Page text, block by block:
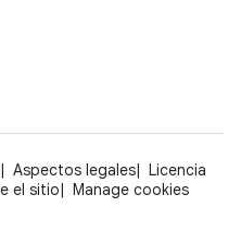
Aspectos legales
Licencia
el sitio Manage cookies